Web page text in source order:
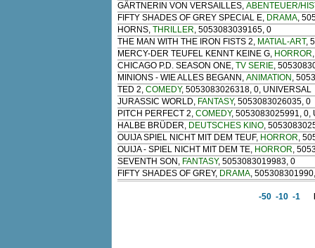
GÄRTNERIN VON VERSAILLES, ABENTEUER/
FIFTY SHADES OF GREY SPECIAL E, DRAMA,
HORNS, THRILLER, 5053083039165, 0
THE MAN WITH THE IRON FISTS 2, MATIAL-ART,
MERCY-DER TEUFEL KENNT KEINE G, HORROR
CHICAGO P.D. SEASON ONE, TV SERIE,
MINIONS - WIE ALLES BEGANN , ANIMATION ,
TED 2, COMEDY, 5053083026318, 0, UNIVERSAL
JURASSIC WORLD, FANTASY, 5053083026035, 0
PITCH PERFECT 2, COMEDY, 5053083025991, 0,
HALBE BRÜDER, DEUTSCHES KINO,
OUIJA SPIEL NICHT MIT DEM TEUF, HORROR,
OUIJA - SPIEL NICHT MIT DEM TE, HORROR,
SEVENTH SON , FANTASY, 5053083019983, 0
FIFTY SHADES OF GREY, DRAMA,
-50 -10 -1